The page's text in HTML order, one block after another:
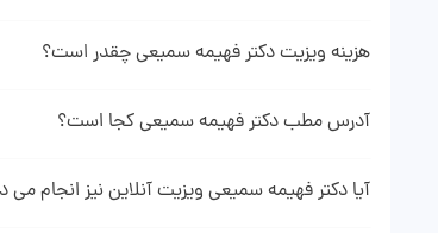
دهنده ثبت موفقیت آمیز نوبت شما می باشد.
هزینه ویزیت دکتر فهیمه سمیعی چقدر است؟
پروفایل دکتر فهیمه سمیعی در وبسایت دکتر فوری
آدرس مطب دکتر فهیمه سمیعی کجا است؟
نمایید.
آیا دکتر فهیمه سمیعی ویزیت آنلاین نیز انجام می